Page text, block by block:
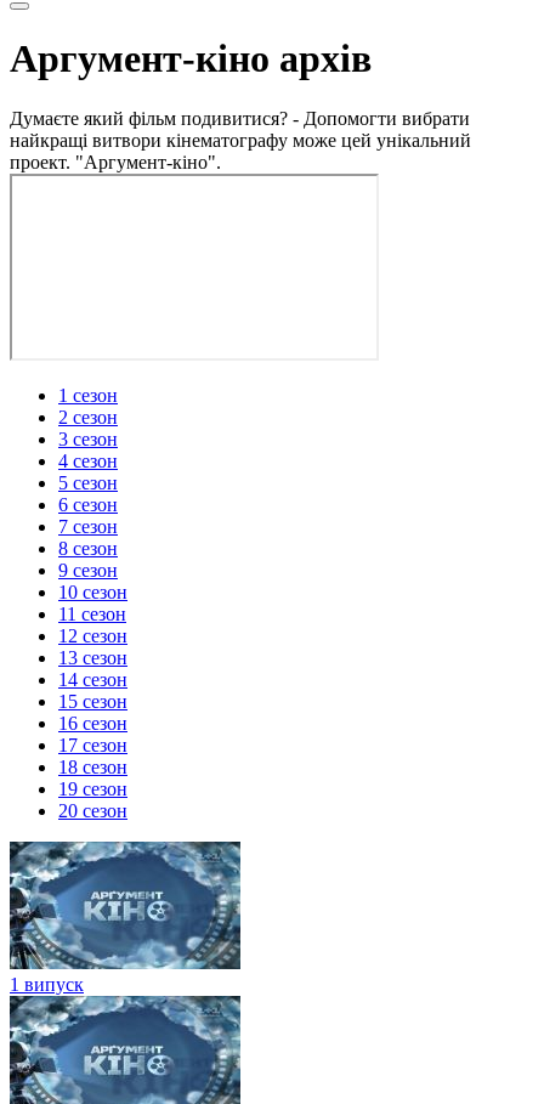
Аргумент-кіно архів
Думаєте який фільм подивитися? - Допомогти вибрати
найкращі витвори кінематографу може цей унікальний
проект. "Аргумент-кіно".
1 сезон
2 сезон
3 сезон
4 сезон
5 сезон
6 сезон
7 сезон
8 сезон
9 сезон
10 сезон
11 сезон
12 сезон
13 сезон
14 сезон
15 сезон
16 сезон
17 сезон
18 сезон
19 сезон
20 сезон
1 випуск